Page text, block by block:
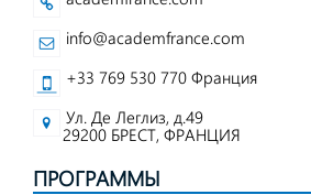
info@academfrance.com
+33 769 530 770 Франция
Ул. Де Леглиз, д.49
29200 БРЕСТ, ФРАНЦИЯ
ПРОГРАММЫ